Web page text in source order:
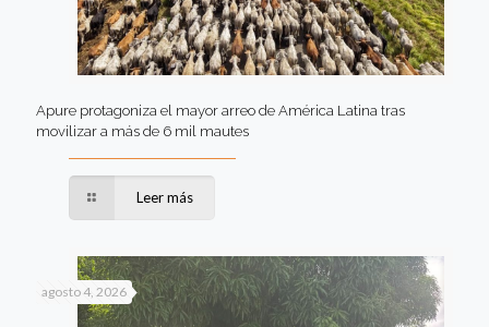
Apure protagoniza el mayor arreo de América Latina tras
movilizar a más de 6 mil mautes
Leer más
agosto 4, 2026